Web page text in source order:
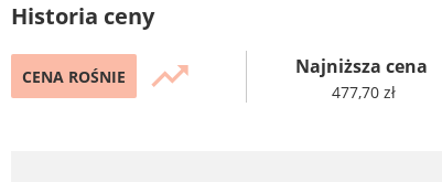
Historia ceny
CENA ROŚNIE trending_up Najniższa cena
477,70 zł